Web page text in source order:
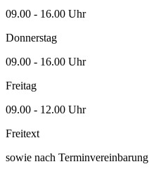
09.00 - 16.00 Uhr
Donnerstag
09.00 - 16.00 Uhr
Freitag
09.00 - 12.00 Uhr
Freitext
sowie nach Terminvereinbarung